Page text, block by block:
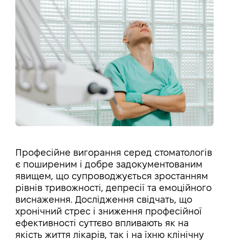
Професійне вигорання серед стоматологів
є поширеним і добре задокументованим
явищем, що супроводжується зростанням
рівнів тривожності, депресії та емоційного
виснаження. Дослідження свідчать, що
хронічний стрес і зниження професійної
ефективності суттєво впливають як на
якість життя лікарів, так і на їхню клінічну